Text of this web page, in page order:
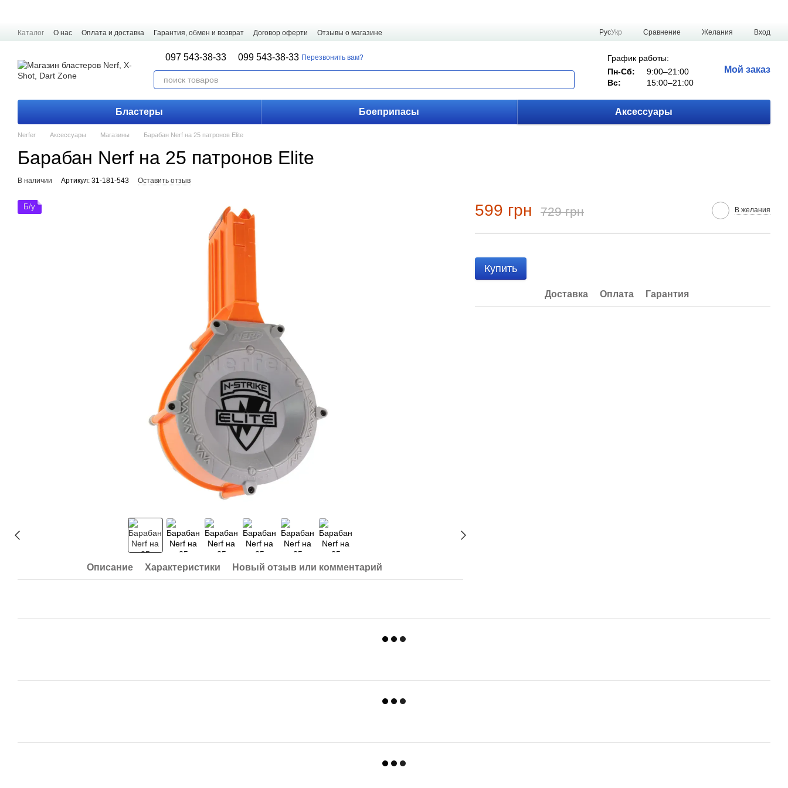
Каталог О нас Оплата и доставка Гарантия, обмен и возврат Договор оферти Отзывы о магазине РусУкр Сравнение Желания Вход
097 543-38-33 099 543-38-33 Перезвонить вам?
График работы:
Пн-Сб:
9:00–21:00
Вс:
15:00–21:00
Мой заказ
Бластеры Боеприпасы Аксессуары
Nerfer Аксессуары Магазины Барабан Nerf на 25 патронов Elite
Барабан Nerf на 25 патронов Elite
В наличии Артикул: 31-181-543 Оставить отзыв
Б/у
Описание Характеристики Новый отзыв или комментарий
599 грн 729 грн В желания
Купить
Доставка Оплата Гарантия